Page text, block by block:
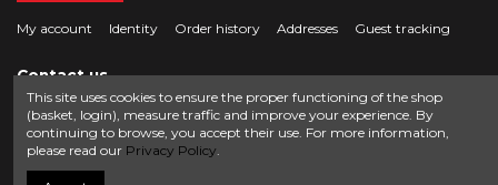
My account Identity Order history Addresses Guest tracking
Contact us
Crocbois-motoculture.com
50 route de Villefort 48800 Pied-de-Borne
0624436257
contact@crocbois-motoculture.com
This site uses cookies to ensure the proper functioning of the shop
(basket, login), measure traffic and improve your experience. By
continuing to browse, you accept their use. For more information,
please read our Privacy Policy.